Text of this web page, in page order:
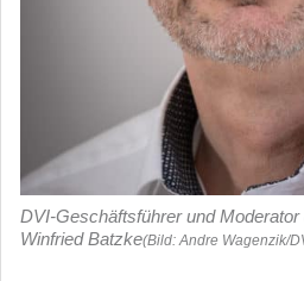
DVI-Geschäftsführer und
Winfried Batzke(Bild: Andre Wagenzik/